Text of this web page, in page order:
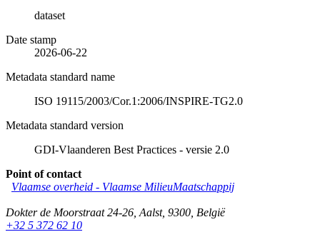
dataset
Date stamp
2026-06-22
Metadata standard name
ISO 19115/2003/Cor.1:2006/INSPIRE-TG2.0
Metadata standard version
GDI-Vlaanderen Best Practices - versie 2.0
Point of contact
Vlaamse overheid - Vlaamse MilieuMaatschappij
Dokter de Moorstraat 24-26 Aalst, 9300 België
+32 5 372 62 10